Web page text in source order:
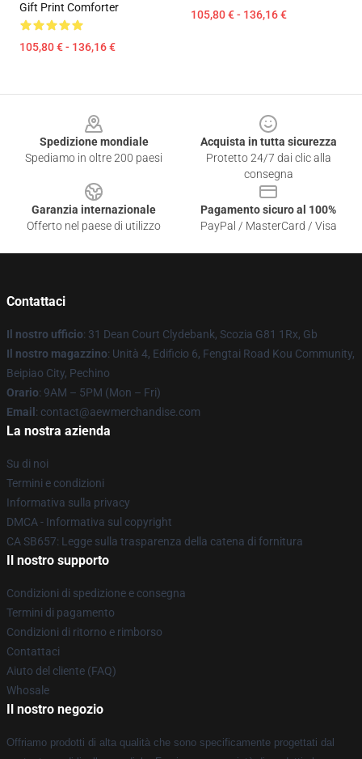
Gift Print Comforter
105,80 € - 136,16 €
105,80 € - 136,16 €
Spedizione mondiale
Spediamo in oltre 200 paesi
Acquista in tutta sicurezza
Protetto 24/7 dai clic alla
consegna
Garanzia internazionale
Offerto nel paese di utilizzo
Pagamento sicuro al 100%
PayPal / MasterCard / Visa
Contattaci
Il nostro ufficio: 31 Dean Court Clydebank, Scozia G81 1Rx, Gb
Il nostro magazzino: Unità 4, Edificio 6, Fengtai Road Kou Community,
Beipiao City, Pechino
Orario: 9AM – 5PM (Mon – Fri)
Email : contact@aewmerchandise.com
La nostra azienda
Su di noi
Termini e condizioni
Informativa sulla privacy
DMCA - Informativa sul copyright
CA SB657: Legge sulla trasparenza della catena di fornitura
Il nostro supporto
Condizioni di spedizione e consegna
Termini di pagamento
Condizioni di ritorno e rimborso
Contattaci
Aiuto del cliente (FAQ)
Whosale
Il nostro negozio
Offriamo prodotti di alta qualità che sono specificamente progettati dal